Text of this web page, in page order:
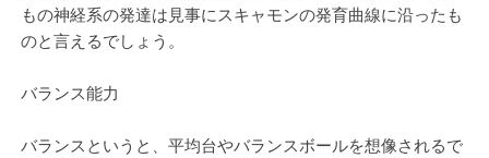
もの神経系の発達は見事にスキャモンの発育曲線に沿ったも
のと言えるでしょう。
バランス能力
バランスというと、平均台やバランスボールを想像されるで